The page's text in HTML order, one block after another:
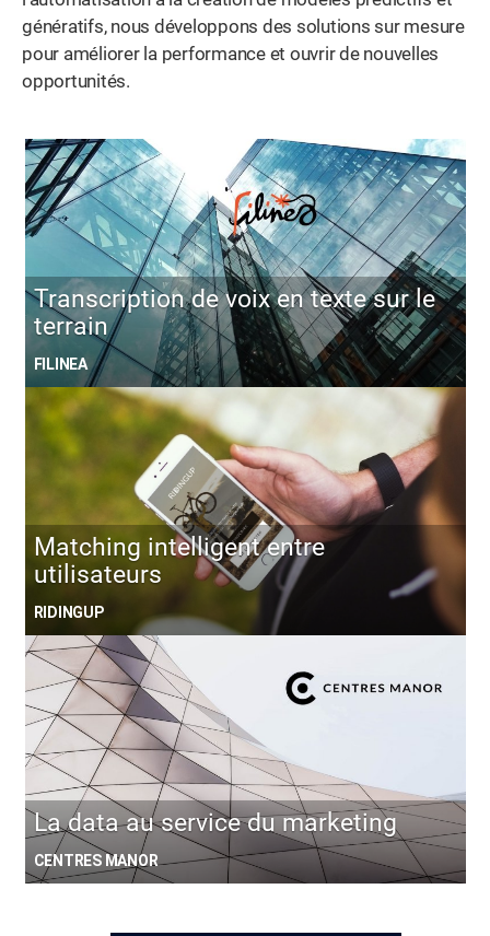
génératifs, nous développons des solutions sur mesure
pour améliorer la performance et ouvrir de nouvelles
opportunités.
Transcription de voix en texte sur le
terrain
FILINEA
Matching intelligent entre
utilisateurs
RIDINGUP
La data au service du marketing
CENTRES MANOR